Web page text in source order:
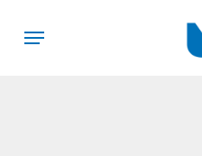
Menu